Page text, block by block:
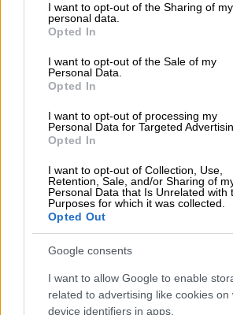
not limited to your visit or usage
grant or deny consent to Google and its
use your data for below specified
consent section.
I want to opt-out of the Sharing of my
personal data.
Opted In
I want to opt-out of the Sale of my
Personal Data.
Opted In
I want to opt-out of processing my
Personal Data for Targeted
Opted In
I want to opt-out of Collection, Use,
Retention, Sale, and/or Sharing of
Personal Data that Is Unrelated with
Purposes for which it was collected.
Opted Out
Google consents
I want to allow Google to enable
related to advertising like cookies on
device identifiers in apps.
επεξεργαστούν το σήμα και
στο κοινό για
αναφέρει ηDaily Mail.
Η Daniela dePaulis, η
καλλιτέχνης πίσω από το
Space», ανέφερε σε δήλωσή
ιστορία της, η ανθρωπότητα
σε φαινόμενα. Η λήψη ενός
έναν εξωγήινο πολιτισμό θα
μεταμορφωτική εμπειρία για
ανθρωπότητα. Το A Sign in
μια άνευπροηγουμένου
απτή πρόβακαι να
αυτό τοσενάριομέσω της